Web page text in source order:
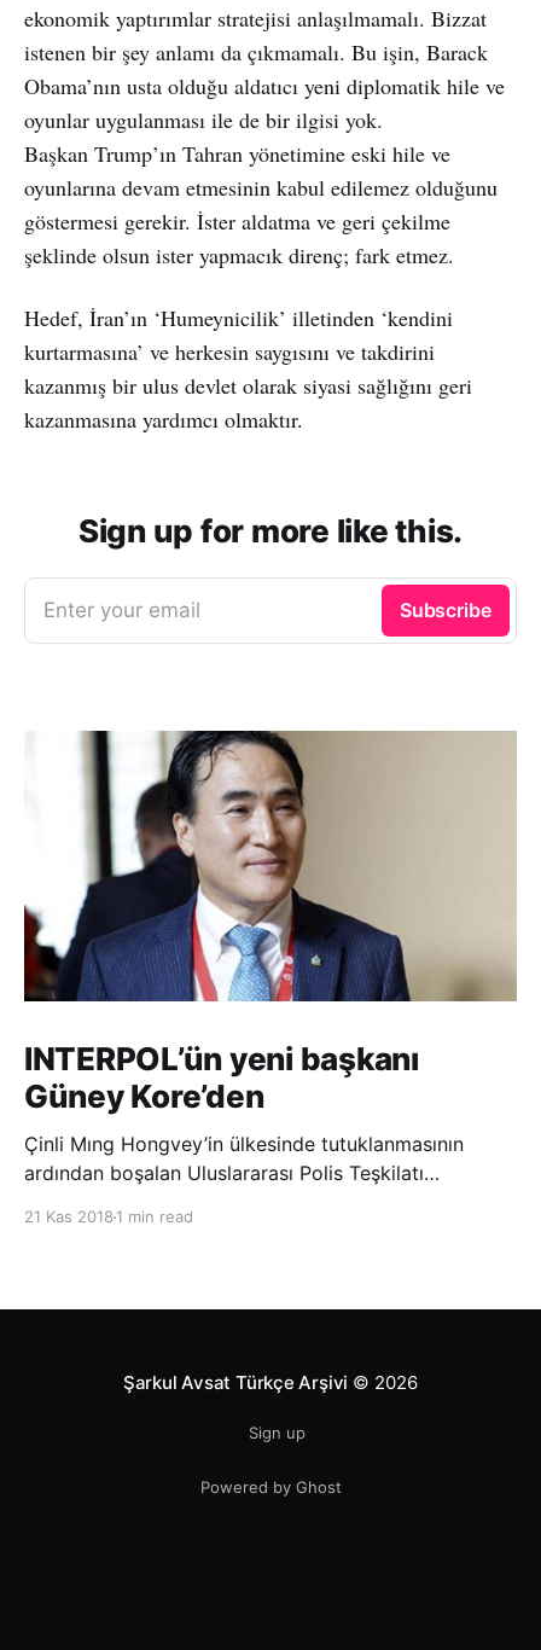
ekonomik yaptırımlar stratejisi anlaşılmamalı. Bizzat
istenen bir şey anlamı da çıkmamalı. Bu işin, Barack
Obama’nın usta olduğu aldatıcı yeni diplomatik hile ve
oyunlar uygulanması ile de bir ilgisi yok.
Başkan Trump’ın Tahran yönetimine eski hile ve
oyunlarına devam etmesinin kabul edilemez olduğunu
göstermesi gerekir. İster aldatma ve geri çekilme
şeklinde olsun ister yapmacık direnç; fark etmez.
Hedef, İran’ın ‘Humeynicilik’ illetinden ‘kendini
kurtarmasına’ ve herkesin saygısını ve takdirini
kazanmış bir ulus devlet olarak siyasi sağlığını geri
kazanmasına yardımcı olmaktır.
Sign up for more like this.
Enter your email Subscribe
INTERPOL’ün yeni başkanı
Güney Kore’den
Çinli Mıng Hongvey’in ülkesinde tutuklanmasının
ardından boşalan Uluslararası Polis Teşkilatı
21 Kas 2018 1 min read
Şarkul Avsat Türkçe Arşivi © 2026
Sign up
Powered by Ghost